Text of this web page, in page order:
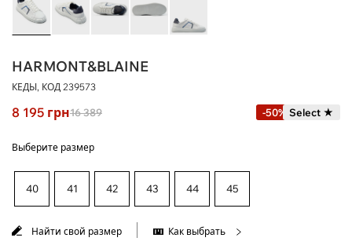
HARMONT&BLAINE
КЕДЫ, КОД 239573
8 195 грн16 389 -50% Select ★
Выберите размер
40 41 42 43 44 45
Найти свой размер Как выбрать